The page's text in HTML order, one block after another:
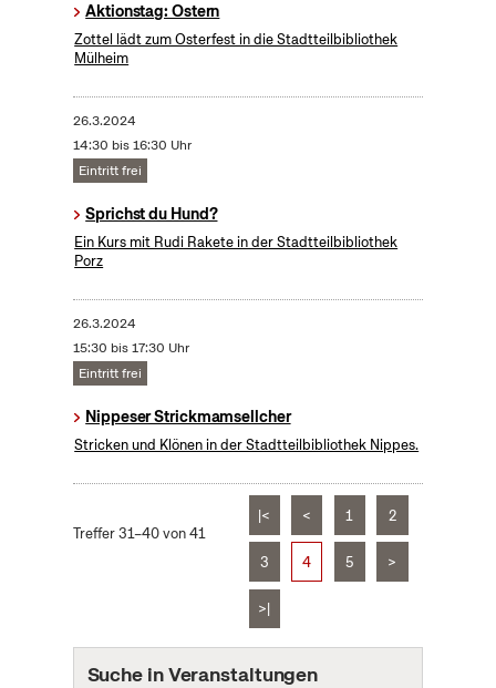
Aktionstag: Ostern
Zottel lädt zum Osterfest in die Stadtteilbibliothek
Mülheim
26.3.2024
14:30 bis 16:30 Uhr
Eintritt frei
Sprichst du Hund?
Ein Kurs mit Rudi Rakete in der Stadtteilbibliothek
Porz
26.3.2024
15:30 bis 17:30 Uhr
Eintritt frei
Nippeser Strickmamsellcher
Stricken und Klönen in der Stadtteilbibliothek Nippes.
Treffer 31–40 von 41
|< < 1 2
3 4 5 >
>|
Suche in Veranstaltungen